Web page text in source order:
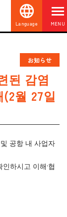
Language MENU
お知らせ
된 감염
월 27일
공항 내 사업자
하시고 이해·협